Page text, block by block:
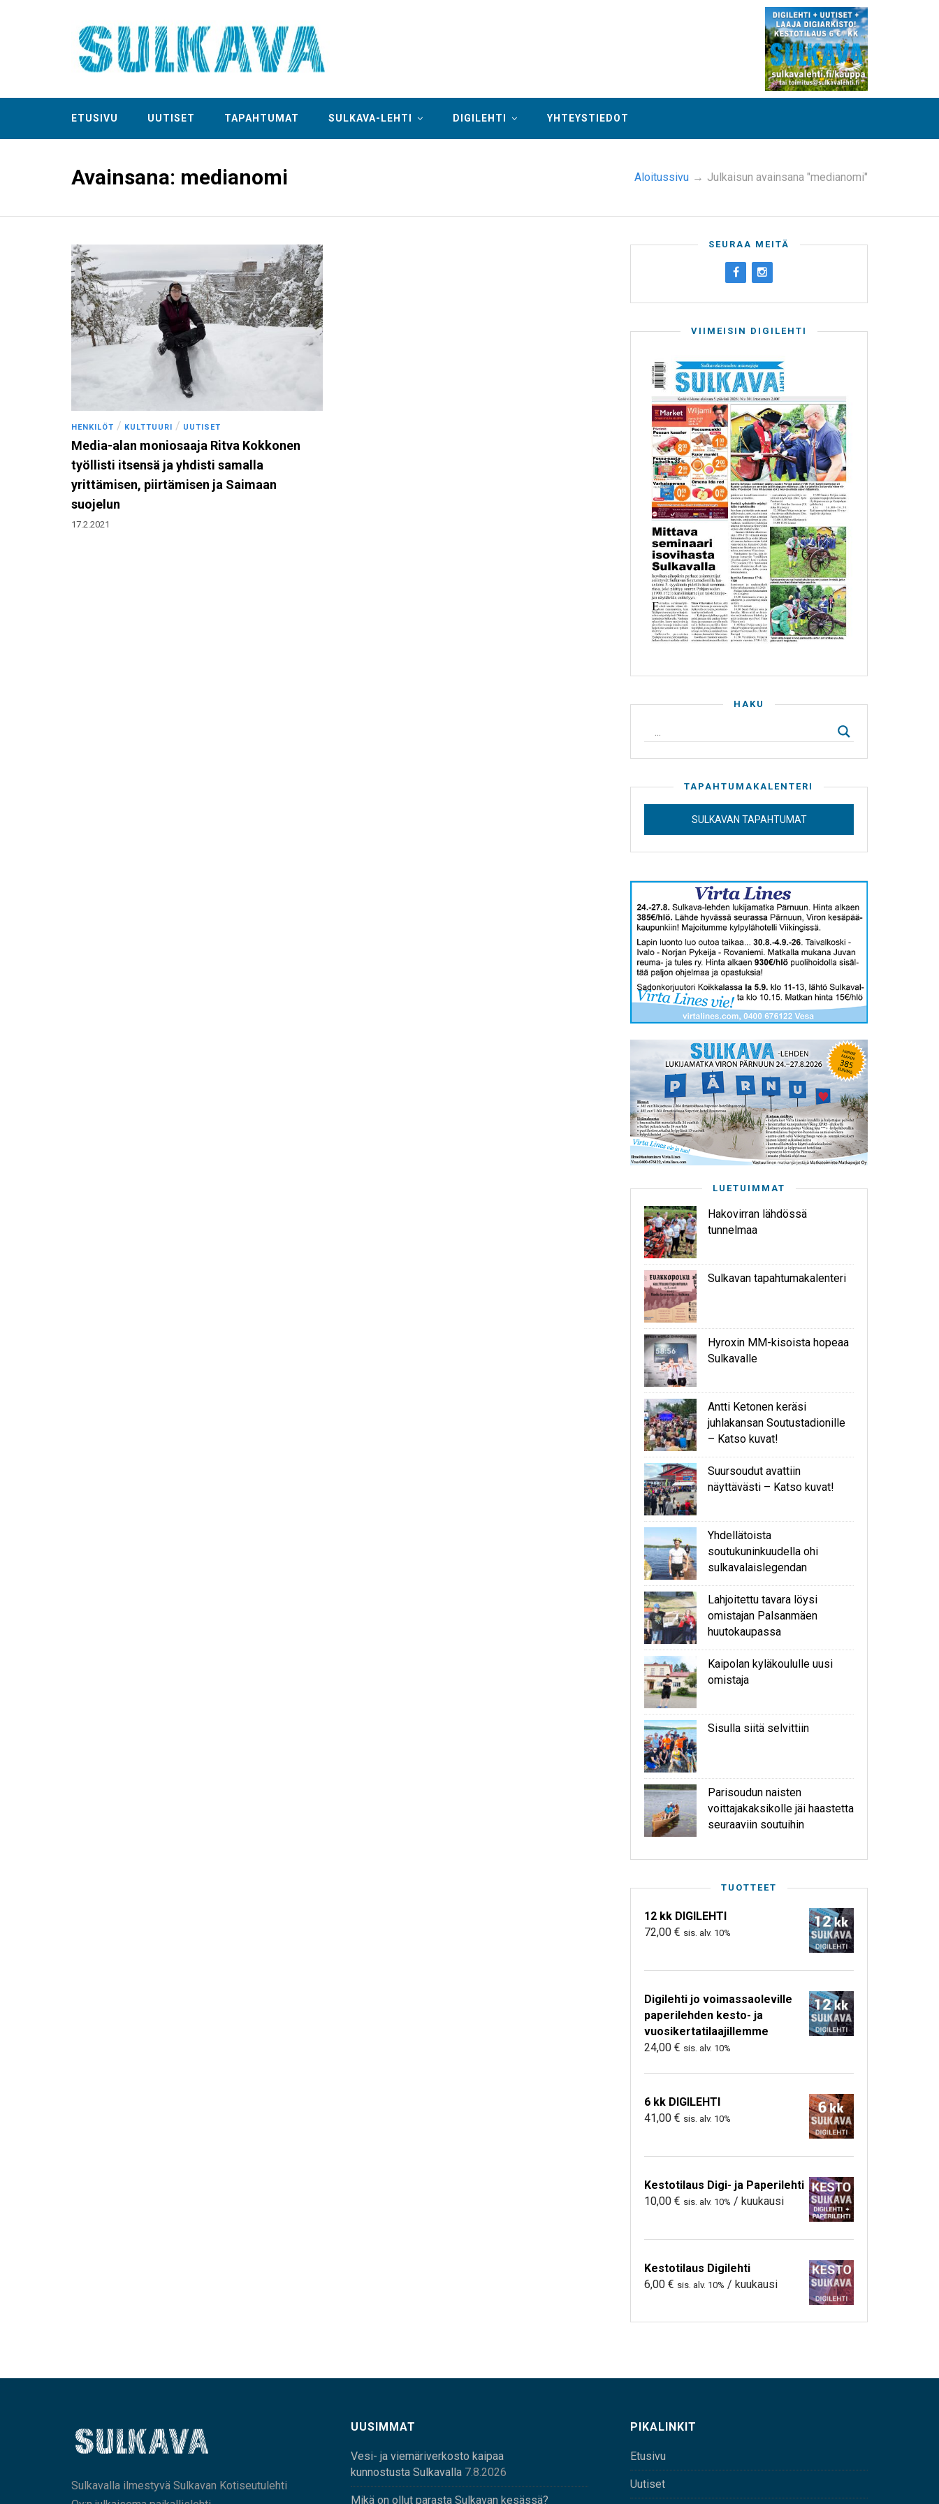
ETUSIVU UUTISET TAPAHTUMAT SULKAVA-LEHTI DIGILEHTI YHTEYSTIEDOT
Avainsana: medianomi Aloitussivu → Julkaisun avainsana "medianomi"
HENKILÖT / KULTTUURI / UUTISET
Media-alan moniosaaja Ritva Kokkonen
työllisti itsensä ja yhdisti samalla
yrittämisen, piirtämisen ja Saimaan
suojelun
17.2.2021
SEURAA MEITÄ
VIIMEISIN DIGILEHTI
HAKU
TAPAHTUMAKALENTERI
SULKAVAN TAPAHTUMAT
LUETUIMMAT
Hakovirran lähdössä
tunnelmaa
Sulkavan tapahtumakalenteri
Hyroxin MM-kisoista hopeaa
Sulkavalle
Antti Ketonen keräsi
juhlakansan Soutustadionille
– Katso kuvat!
Suursoudut avattiin
näyttävästi – Katso kuvat!
Yhdellätoista
soutukuninkuudella ohi
sulkavalaislegendan
Lahjoitettu tavara löysi
omistajan Palsanmäen
huutokaupassa
Kaipolan kyläkoululle uusi
omistaja
Sisulla siitä selvittiin
Parisoudun naisten
voittajakaksikolle jäi haastetta
seuraaviin soutuihin
TUOTTEET
12 kk DIGILEHTI
72,00 € sis. alv. 10%
Digilehti jo voimassaoleville
paperilehden kesto- ja
vuosikertatilaajillemme
24,00 € sis. alv. 10%
6 kk DIGILEHTI
41,00 € sis. alv. 10%
Kestotilaus Digi- ja Paperilehti
10,00 € sis. alv. 10% / kuukausi
Kestotilaus Digilehti
6,00 € sis. alv. 10% / kuukausi
Sulkavalla ilmestyvä Sulkavan Kotiseutulehti
UUSIMMAT
Vesi- ja viemäriverkosto kaipaa
kunnostusta Sulkavalla 7.8.2026
Mikä on ollut parasta Sulkavan kesässä?
PIKALINKIT
Etusivu
Uutiset